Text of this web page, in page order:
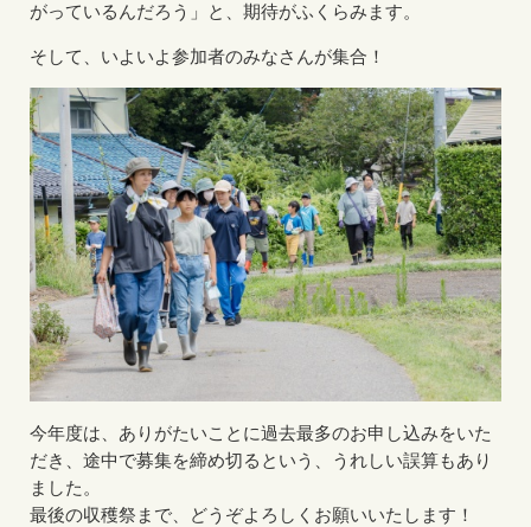
がっているんだろう」と、期待がふくらみます。
そして、いよいよ参加者のみなさんが集合！
今年度は、ありがたいことに過去最多のお申し込みをいた
だき、途中で募集を締め切るという、うれしい誤算もあり
ました。
最後の収穫祭まで、どうぞよろしくお願いいたします！